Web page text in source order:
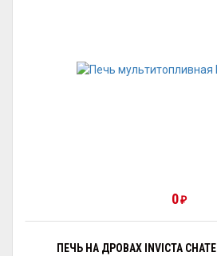
0₽
ПЕЧЬ НА ДРОВАХ INVICTA